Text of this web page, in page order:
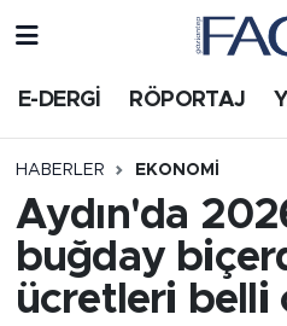
E-DERGİ RÖPORTAJ
HABERLER EKONOMI
Aydın'da
buğday
ücretleri belli
HABER
Nöbetçi Eczaneler
Trafik Durumu
Süper Lig Puan